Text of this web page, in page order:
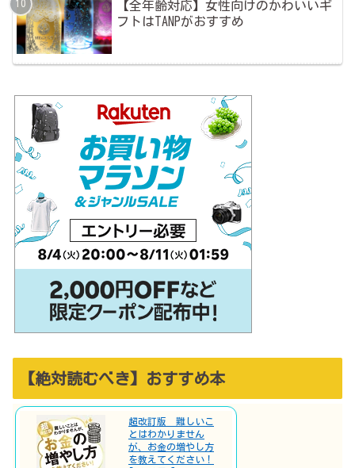
【全年齢対応】女性向けのかわいいギ
フトはTANPがおすすめ
【絶対読むべき】おすすめ本
超改訂版 難しいこ
とはわかりません
が、お金の増やし方
を教えてください！